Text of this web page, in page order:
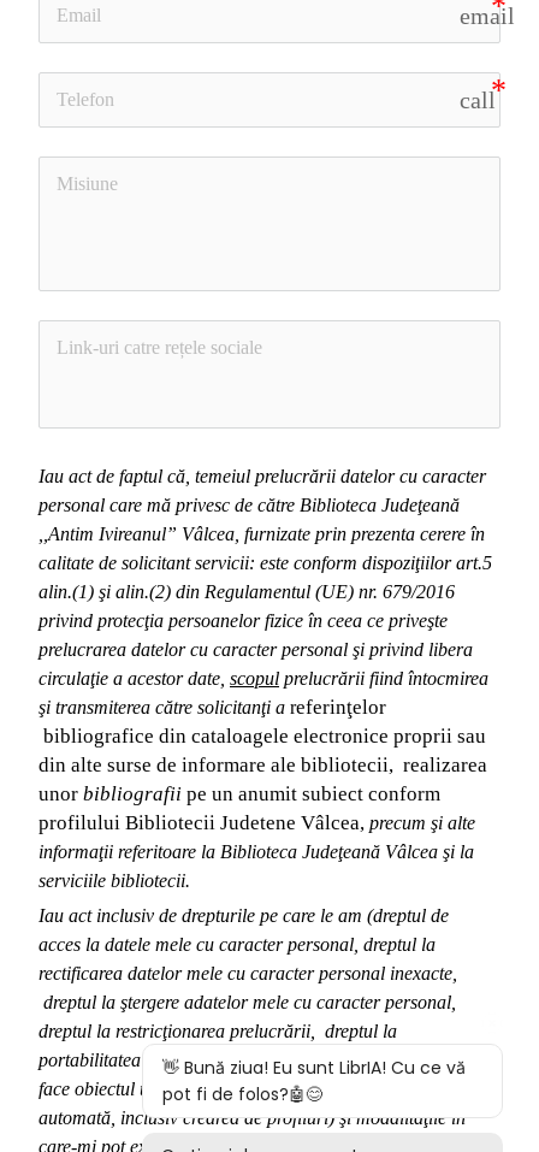
email
call
Iau act de faptul că, temeiul prelucrării datelor cu caracter
personal care mă privesc de către Biblioteca Judeţeană
,,Antim Ivireanul” Vâlcea, furnizate prin prezenta cerere în
calitate de solicitant servicii: este conform dispoziţiilor art.5
alin.(1) şi alin.(2) din Regulamentul (UE) nr. 679/2016
privind protecţia persoanelor fizice în ceea ce priveşte
prelucrarea datelor cu caracter personal şi privind libera
circulaţie a acestor date scopul prelucrării fiind întocmirea
şi transmiterea către solicitanţi a referinţelor
bibliografice din cataloagele electronice proprii sau
din alte surse de informare ale bibliotecii, realizarea
unor bibliografii pe un anumit subiect conform
profilului Bibliotecii Judetene Vâlcea,
informaţii referitoare la Biblioteca Judeţeană Vâlcea şi la
serviciile bibliotecii.
Iau act inclusiv de drepturile pe care le am (dreptul de
acces la datele mele cu caracter personal, dreptul la
dreptul la ştergere adatelor mele cu caracter personal,
dreptul la restricţionarea prelucrării
dreptul la
portabilitatea datelor , dreptul la opoziţie , dreptul de a nu
face obiectul unei decizii bazate exclusiv pe prelucrarea
automată, inclusiv crearea de profiluri) şi modalităţile în
care-mi pot exercita aceste drepturi